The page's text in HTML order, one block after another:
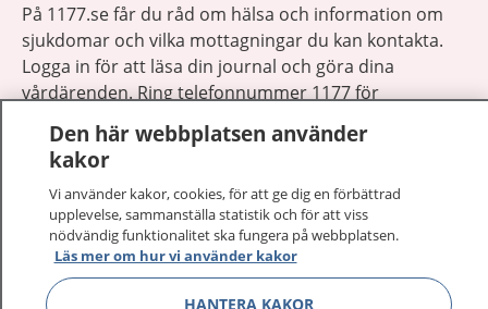
På 1177.se får du råd om hälsa och information om
sjukdomar och vilka mottagningar du kan kontakta.
Logga in för att läsa din journal och göra dina
vårdärenden. Ring telefonnummer 1177 för
1177 ger dig råd när du vill må bättre.
1177 på flera språk Visa
Den här webbplatsen använder
kakor
Vi använder kakor, cookies, för att ge dig en förbättrad
upplevelse, sammanställa statistik och för att viss
nödvändig funktionalitet ska fungera på webbplatsen.
Läs mer om hur vi använder kakor
HANTERA KAKOR